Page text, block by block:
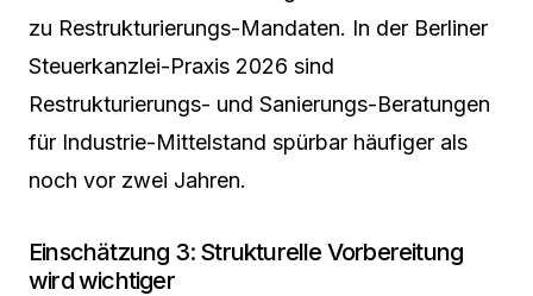
zu Restrukturierungs-Mandaten. In der Berliner
Steuerkanzlei-Praxis 2026 sind
Restrukturierungs- und Sanierungs-Beratungen
für Industrie-Mittelstand spürbar häufiger als
noch vor zwei Jahren.
Einschätzung 3: Strukturelle Vorbereitung
wird wichtiger